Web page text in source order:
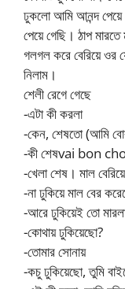
ঢুকলো আমি আনন্দ পেয়ে
পেয়ে গেছি। ঠাপ
গলগল করে বেরিয়ে ওর
নিলাম।
শেলী রেগে গেছে
-এটা কী করলা
-কেন, শেষতো (আমি
-কী শেষvai bon
-খেলা শেষ। মাল
-না ঢুকিয়ে মাল বের
-আরে ঢুকিয়েই তো
-কোথায় ঢুকিয়েছো?
-তোমার সোনায়
-কচু ঢুকিয়েছো, তুমি